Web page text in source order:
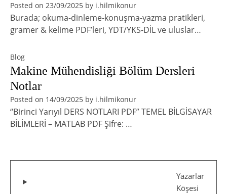
Posted on 23/09/2025 by i.hilmikonur
Burada; okuma-dinleme-konuşma-yazma pratikleri,
gramer & kelime PDF’leri, YDT/YKS-DİL ve uluslar…
Blog
Makine Mühendisliği Bölüm Dersleri
Notlar
Posted on 14/09/2025 by i.hilmikonur
“Birinci Yarıyıl DERS NOTLARI PDF” TEMEL BİLGİSAYAR
BİLİMLERİ – MATLAB PDF Şifre: …
Yazarlar
Köşesi